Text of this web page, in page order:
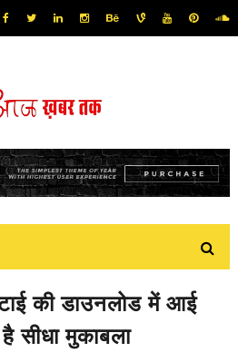
की डाउनलोड में आई
सीधा मुकाबला